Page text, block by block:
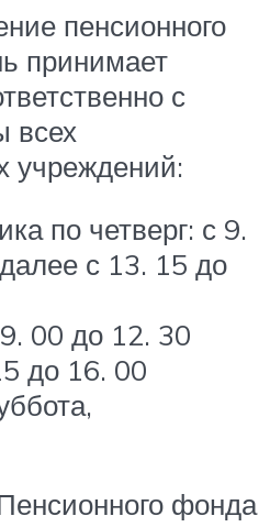
пенсионного
принимает
с
всех
учреждений:
по четверг: с 9.
с 13. 15 до
00 до 12. 30
до 16. 00
фонда